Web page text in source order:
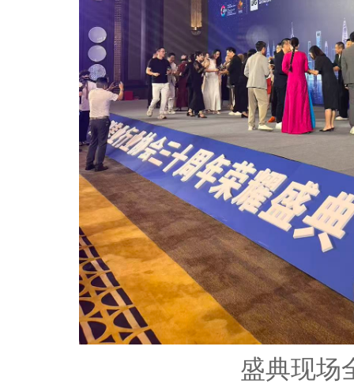
盛典现场